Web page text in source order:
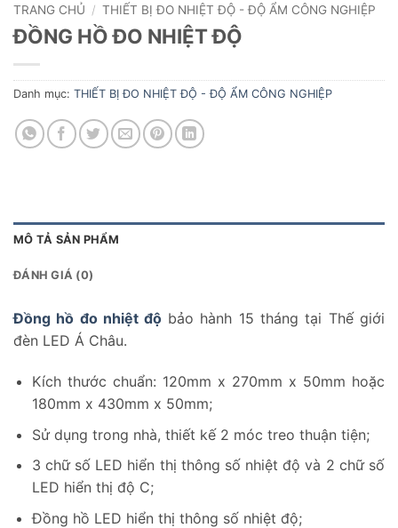
TRANG CHỦ / THIẾT BỊ ĐO NHIỆT ĐỘ - ĐỘ ẨM CÔNG NGHIỆP
ĐỒNG HỒ ĐO NHIỆT ĐỘ
Danh mục: THIẾT BỊ ĐO NHIỆT ĐỘ - ĐỘ ẨM CÔNG NGHIỆP
MÔ TẢ SẢN PHẨM
ĐÁNH GIÁ (0)
Đồng hồ đo nhiệt độ bảo hành 15 tháng tại Thế giới
đèn LED Á Châu.
Kích thước chuẩn: 120mm x 270mm x 50mm hoặc
180mm x 430mm x 50mm;
Sử dụng trong nhà, thiết kế 2 móc treo thuận tiện;
3 chữ số LED hiển thị thông số nhiệt độ và 2 chữ số
LED hiển thị độ C;
Đồng hồ LED hiển thị thông số nhiệt độ;